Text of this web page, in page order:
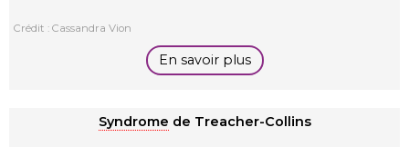
Crédit : Cassandra Vion
En savoir plus
Syndrome de Treacher-Collins